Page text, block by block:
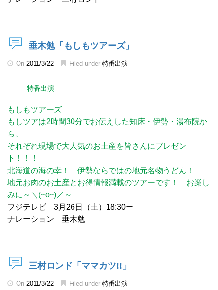
垂木勉「もしもツアーズ」
On 2011/3/22 Filed under 特番出演
特番出演
もしもツアーズ
もしツアは2時間30分でお伝えした知床・伊勢・湯布院か
ら、
それぞれ現場で大人気のお土産を皆さんにプレゼン
ト！！！
北海道の海の幸！ 伊勢ならではの地元名物うどん！
地元お肉のお土産とお得情報満載のツアーです！ お楽し
みに～＼(~o~)／～
フジテレビ 3月26日（土）18:30ー
ナレーション 垂木勉
三村ロンド「ママカツ!!」
On 2011/3/22 Filed under 特番出演